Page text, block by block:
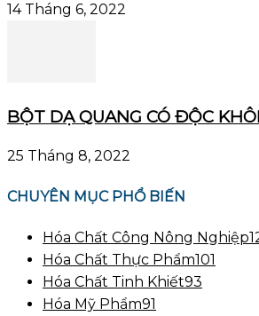
14 Tháng 6, 2022
BỘT DẠ QUANG CÓ ĐỘC
25 Tháng 8, 2022
CHUYÊN MỤC PHỔ BIẾN
Hóa Chất Công Nông Nghiệp
Hóa Chất Thực Phẩm101
Hóa Chất Tinh Khiết93
Hóa Mỹ Phẩm91